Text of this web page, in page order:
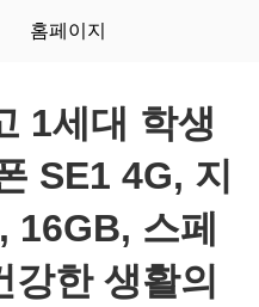
홈페이지
1세대 학생
SE1 4G, 지
16GB, 스페
강한 생활의